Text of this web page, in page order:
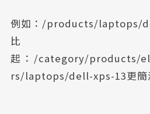
例如：/products/laptops/
比
起：/category/products/
rs/laptops/dell-xps-13更簡